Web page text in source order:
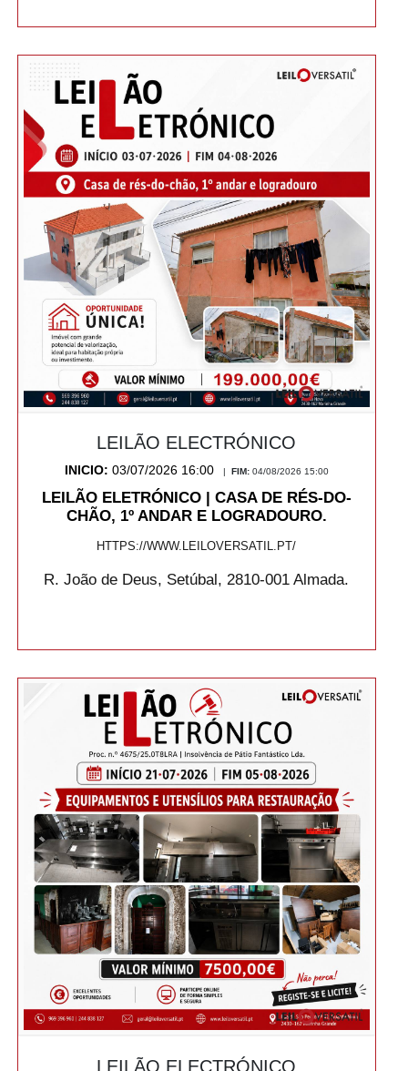
LEILÃO ELECTRÓNICO
INICIO: 03/07/2026 16:00 FIM: 04/08/2026 15:00
LEILÃO ELETRÓNICO | CASA DE RÉS-DO-
CHÃO, 1º ANDAR E LOGRADOURO.
HTTPS://WWW.LEILOVERSATIL.PT/
R. João de Deus, Setúbal, 2810-001 Almada.
LEILÃO ELECTRÓNICO